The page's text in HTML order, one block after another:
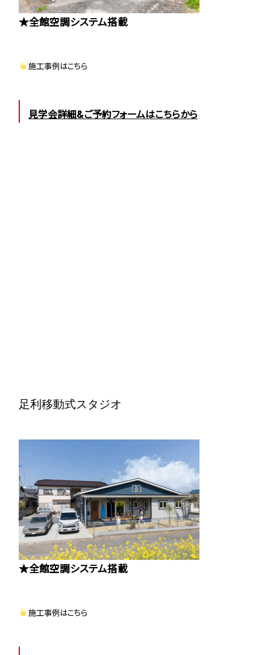
★全館空調システム搭載
施工事例はこちら
見学会詳細&ご予約フォームはこちらから
足利移動式スタジオ
★全館空調システム搭載
施工事例はこちら